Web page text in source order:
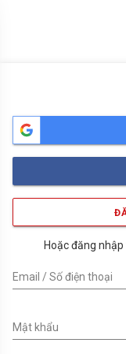
Hoặc đăng
Email / Số điện thoại
Mật khẩu